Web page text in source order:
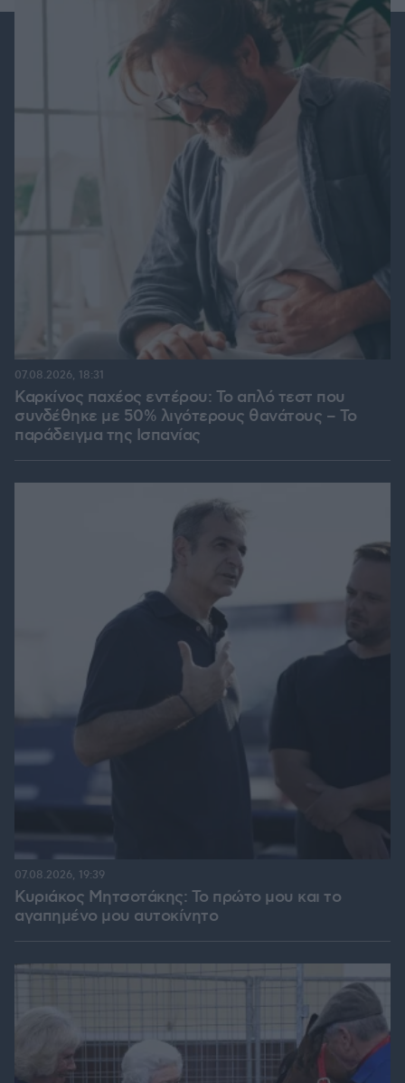
Καρκίνος παχέος εντέρου: Το απλό τεστ που
συνδέθηκε με 50% λιγότερους θανάτους – Το
παράδειγμα της Ισπανίας
07.08.2026, 18:31
Κυριάκος Μητσοτάκης: Το πρώτο μου και το
αγαπημένο μου αυτοκίνητο
07.08.2026, 19:39